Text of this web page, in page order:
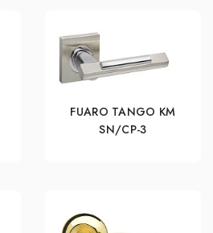
FUARO TANGO KM
SN/CP-3